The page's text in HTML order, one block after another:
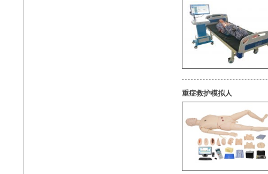
重症救护模拟人